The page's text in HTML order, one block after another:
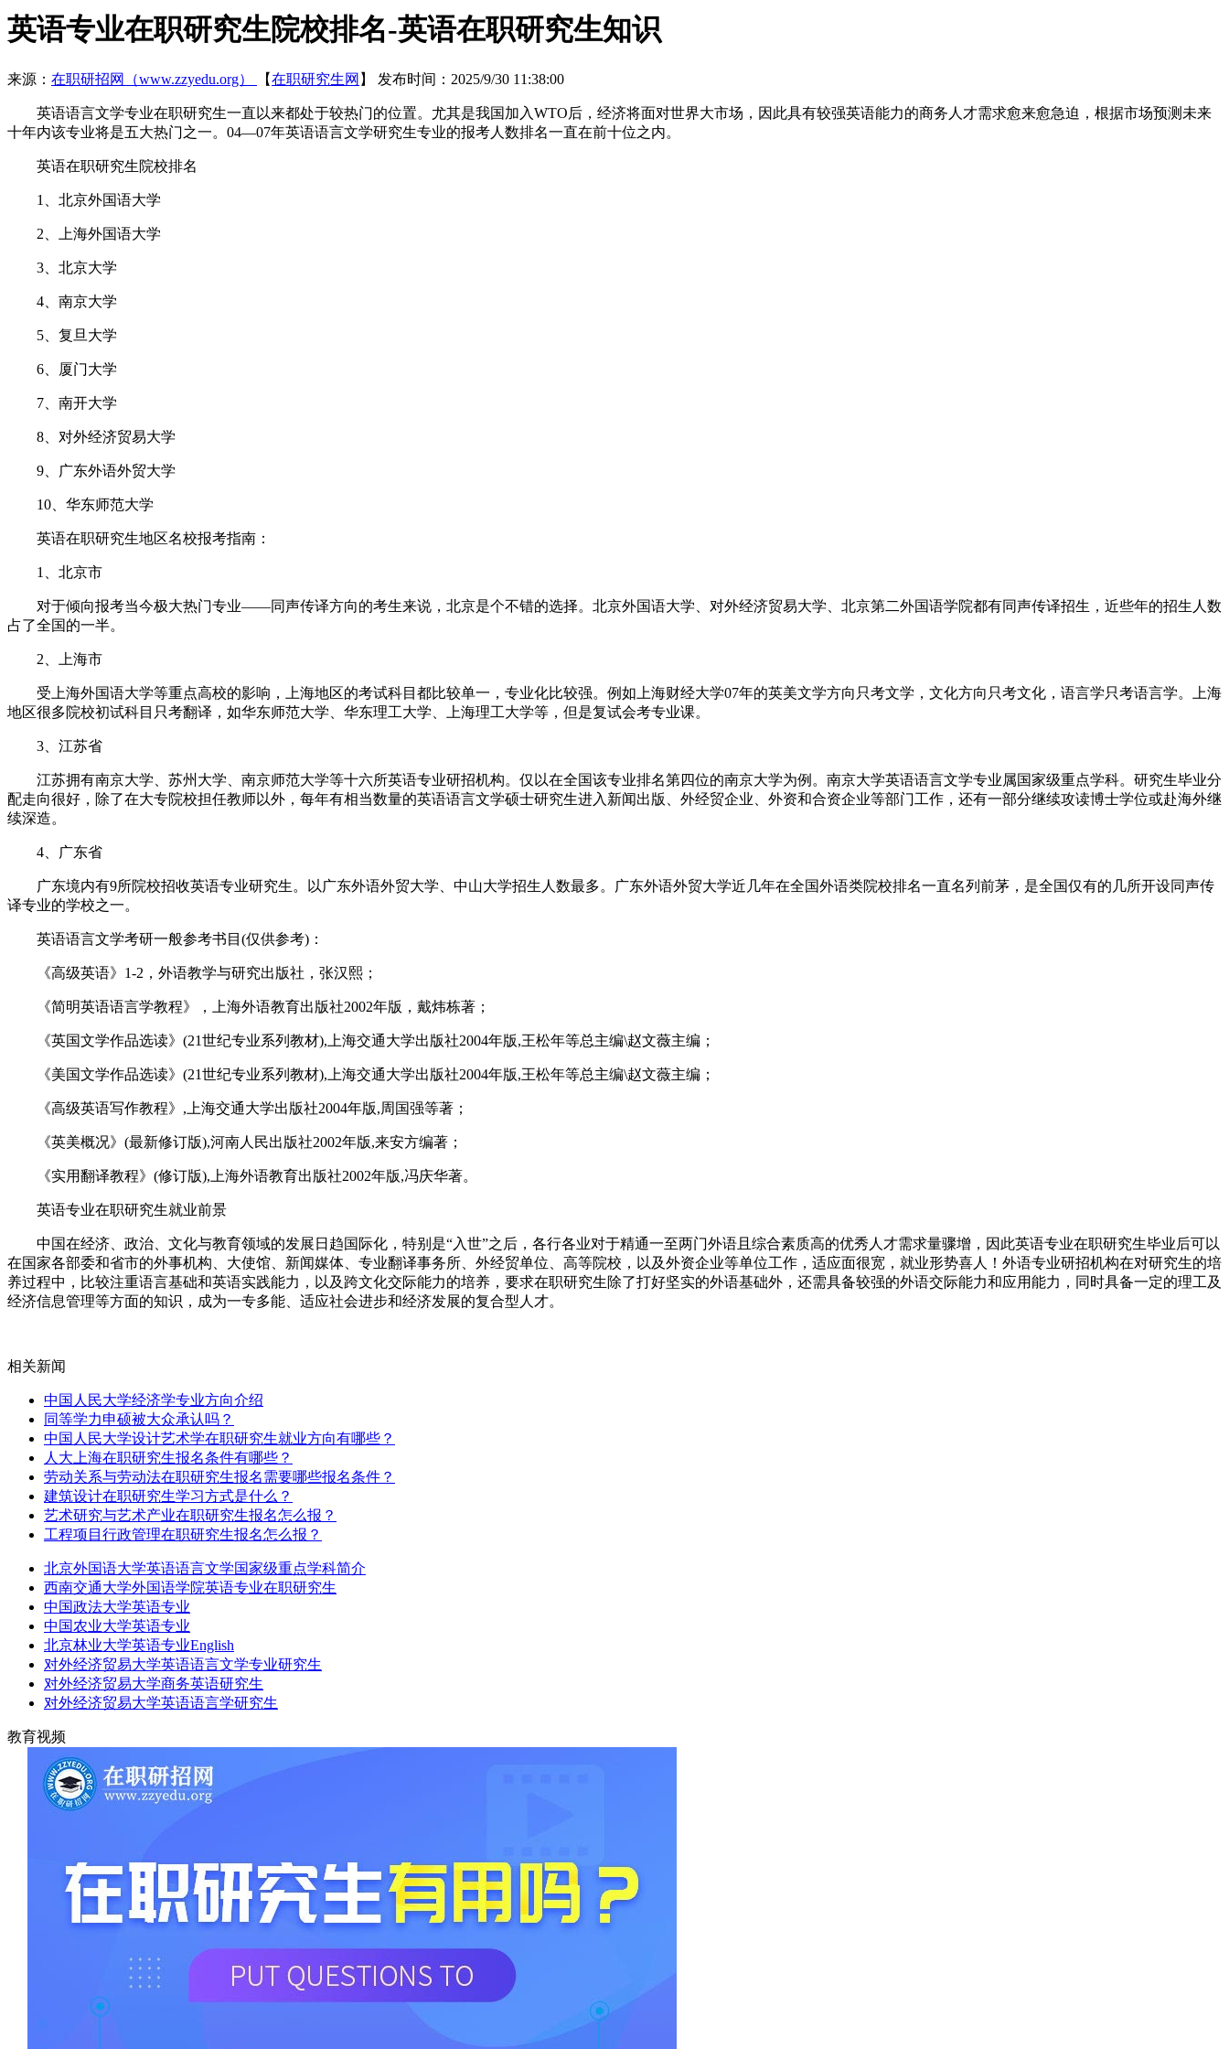
英语专业在职研究生院校排名-英语在职研究生知识
来源： 在职研招网（www.zzyedu.org） 【在职研究生网 】 发布时间：2025/9/30 11:38:00
英语语言文学专业在职研究生一直以来都处于较热门的位置。尤其是我国加入WTO后，经济将面对世界大市场，因此具有较强英语能力的商务人才需求愈来愈急迫，根据市场预测未来
十年内该专业将是五大热门之一。04—07年英语语言文学研究生专业的报考人数排名一直在前十位之内。
英语在职研究生院校排名
1、北京外国语大学
2、上海外国语大学
3、北京大学
4、南京大学
5、复旦大学
6、厦门大学
7、南开大学
8、对外经济贸易大学
9、广东外语外贸大学
10、华东师范大学
英语在职研究生地区名校报考指南：
1、北京市
对于倾向报考当今极大热门专业——同声传译方向的考生来说，北京是个不错的选择。北京外国语大学、对外经济贸易大学、北京第二外国语学院都有同声传译招生，近些年的招生人数
占了全国的一半。
2、上海市
受上海外国语大学等重点高校的影响，上海地区的考试科目都比较单一，专业化比较强。例如上海财经大学07年的英美文学方向只考文学，文化方向只考文化，语言学只考语言学。上海
地区很多院校初试科目只考翻译，如华东师范大学、华东理工大学、上海理工大学等，但是复试会考专业课。
3、江苏省
江苏拥有南京大学、苏州大学、南京师范大学等十六所英语专业研招机构。仅以在全国该专业排名第四位的南京大学为例。南京大学英语语言文学专业属国家级重点学科。研究生毕业分
配走向很好，除了在大专院校担任教师以外，每年有相当数量的英语语言文学硕士研究生进入新闻出版、外经贸企业、外资和合资企业等部门工作，还有一部分继续攻读博士学位或赴海外继
续深造。
4、广东省
广东境内有9所院校招收英语专业研究生。以广东外语外贸大学、中山大学招生人数最多。广东外语外贸大学近几年在全国外语类院校排名一直名列前茅，是全国仅有的几所开设同声传
译专业的学校之一。
英语语言文学考研一般参考书目(仅供参考)：
《高级英语》1-2，外语教学与研究出版社，张汉熙；
《简明英语语言学教程》，上海外语教育出版社2002年版，戴炜栋著；
《英国文学作品选读》(21世纪专业系列教材),上海交通大学出版社2004年版,王松年等总主编\赵文薇主编；
《美国文学作品选读》(21世纪专业系列教材),上海交通大学出版社2004年版,王松年等总主编\赵文薇主编；
《高级英语写作教程》,上海交通大学出版社2004年版,周国强等著；
《英美概况》(最新修订版),河南人民出版社2002年版,来安方编著；
《实用翻译教程》(修订版),上海外语教育出版社2002年版,冯庆华著。
英语专业在职研究生就业前景
中国在经济、政治、文化与教育领域的发展日趋国际化，特别是“入世”之后，各行各业对于精通一至两门外语且综合素质高的优秀人才需求量骤增，因此英语专业在职研究生毕业后可以
在国家各部委和省市的外事机构、大使馆、新闻媒体、专业翻译事务所、外经贸单位、高等院校，以及外资企业等单位工作，适应面很宽，就业形势喜人！外语专业研招机构在对研究生的培
养过程中，比较注重语言基础和英语实践能力，以及跨文化交际能力的培养，要求在职研究生除了打好坚实的外语基础外，还需具备较强的外语交际能力和应用能力，同时具备一定的理工及
经济信息管理等方面的知识，成为一专多能、适应社会进步和经济发展的复合型人才。
相关新闻
中国人民大学经济学专业方向介绍
同等学力申硕被大众承认吗？
中国人民大学设计艺术学在职研究生就业方向有哪些？
人大上海在职研究生报名条件有哪些？
劳动关系与劳动法在职研究生报名需要哪些报名条件？
建筑设计在职研究生学习方式是什么？
艺术研究与艺术产业在职研究生报名怎么报？
工程项目行政管理在职研究生报名怎么报？
北京外国语大学英语语言文学国家级重点学科简介
西南交通大学外国语学院英语专业在职研究生
中国政法大学英语专业
中国农业大学英语专业
北京林业大学英语专业English
对外经济贸易大学英语语言文学专业研究生
对外经济贸易大学商务英语研究生
对外经济贸易大学英语语言学研究生
教育视频